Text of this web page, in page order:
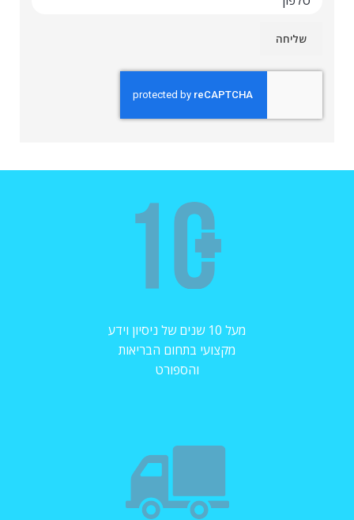
מעל 10 שנים של ניסיון וידע
מקצועי בתחום הבריאות
והספורט